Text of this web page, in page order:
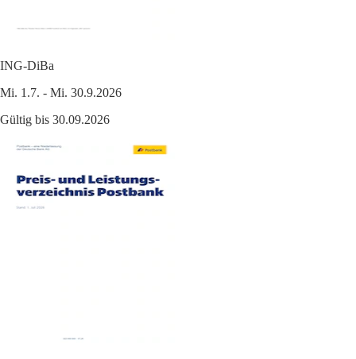
ING-DiBa
Mi. 1.7. - Mi. 30.9.2026
Gültig bis 30.09.2026